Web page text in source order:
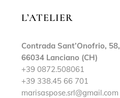
L’ATELIER
Contrada Sant’Onofrio, 58,
66034 Lanciano (CH)
+39 0872.508061
+39 338.45 66 701
marisaspose.srl@gmail.com